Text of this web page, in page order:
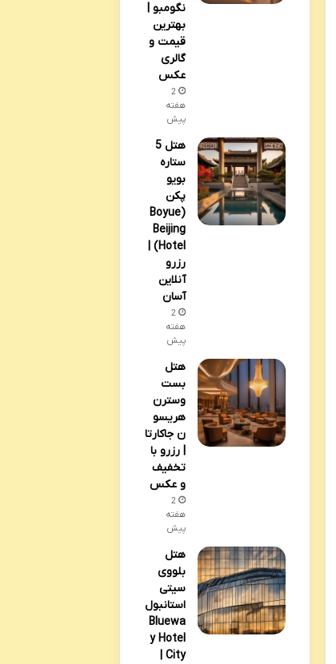
نگومبو |
بهترین
قیمت و
گالری
عکس
2
هفته
پیش
هتل 5
ستاره
بویو
پکن
(Boyue
Beijing
Hotel) |
رزرو
آنلاین
آسان
2
هفته
پیش
هتل
بست
وسترن
هریسو
ن جاکارتا
| رزرو با
تخفیف
و عکس
2
هفته
پیش
هتل
بلووی
سیتی
استانبول
Bluewa
y Hotel
City |